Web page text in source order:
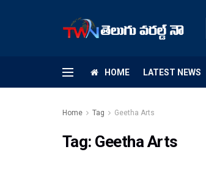
HOME LATEST NEWS
Home Tag Geetha Arts
Tag: Geetha Arts